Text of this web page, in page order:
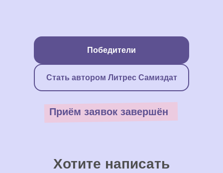
Победители
Стать автором Литрес Самиздат
Приём заявок завершён
Хотите написать